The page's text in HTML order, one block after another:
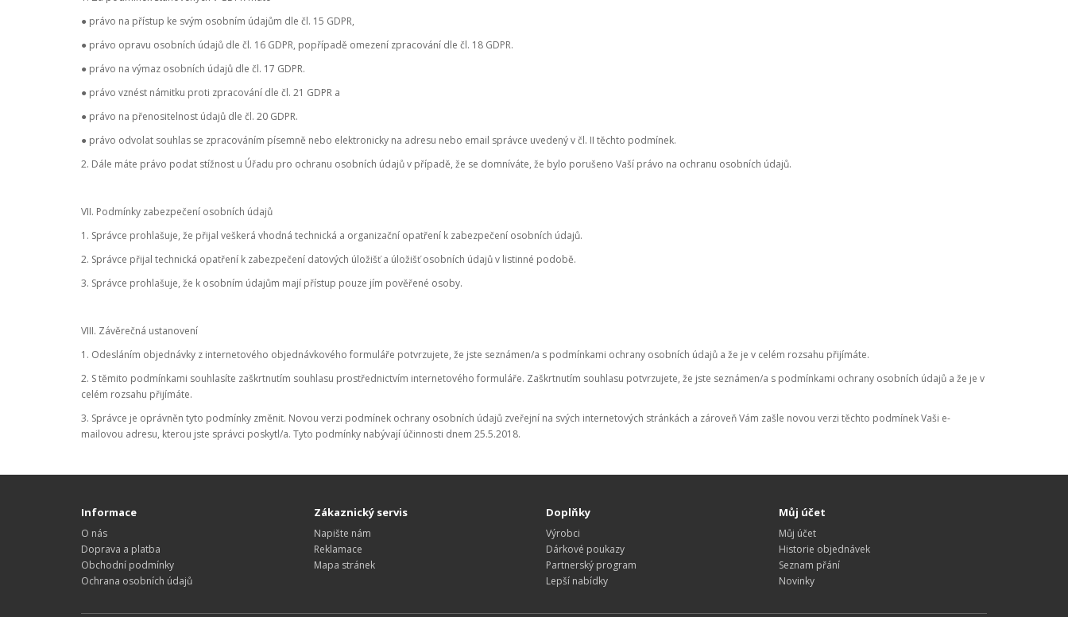
● právo na přístup ke svým osobním údajům dle čl. 15 GDPR,
● právo opravu osobních údajů dle čl. 16 GDPR, popřípadě omezení zpracování dle čl. 18 GDPR.
● právo na výmaz osobních údajů dle čl. 17 GDPR.
● právo vznést námitku proti zpracování dle čl. 21 GDPR a
● právo na přenositelnost údajů dle čl. 20 GDPR.
● právo odvolat souhlas se zpracováním písemně nebo elektronicky na adresu nebo email správce uvedený v čl. II těchto podmínek.
2. Dále máte právo podat stížnost u Úřadu pro ochranu osobních údajů v případě, že se domníváte, že bylo porušeno Vaší právo na ochranu osobních údajů.
VII. Podmínky zabezpečení osobních údajů
1. Správce prohlašuje, že přijal veškerá vhodná technická a organizační opatření k zabezpečení osobních údajů.
2. Správce přijal technická opatření k zabezpečení datových úložišť a úložišť osobních údajů v listinné podobě.
3. Správce prohlašuje, že k osobním údajům mají přístup pouze jím pověřené osoby.
VIII. Závěrečná ustanovení
1. Odesláním objednávky z internetového objednávkového formuláře potvrzujete, že jste seznámen/a s podmínkami ochrany osobních údajů a že je v celém rozsahu přijímáte.
2. S těmito podmínkami souhlasíte zaškrtnutím souhlasu prostřednictvím internetového formuláře. Zaškrtnutím souhlasu potvrzujete, že jste seznámen/a s podmínkami ochrany osobních údajů a že je v
celém rozsahu přijímáte.
3. Správce je oprávněn tyto podmínky změnit. Novou verzi podmínek ochrany osobních údajů zveřejní na svých internetových stránkách a zároveň Vám zašle novou verzi těchto podmínek Vaši e-
mailovou adresu, kterou jste správci poskytl/a. Tyto podmínky nabývají účinnosti dnem 25.5.2018.
Informace
O nás
Doprava a platba
Obchodní podmínky
Ochrana osobních údajů
Zákaznický servis
Napište nám
Reklamace
Mapa stránek
Doplňky
Výrobci
Dárkové poukazy
Partnerský program
Lepší nabídky
Můj účet
Můj účet
Historie objednávek
Seznam přání
Novinky